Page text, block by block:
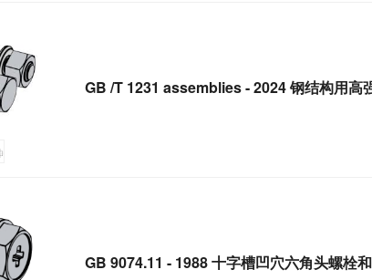
GB /T 1231 assemblies - 2024 钢结构用高
GB 9074.11 - 1988 十字槽凹穴六角头螺栓